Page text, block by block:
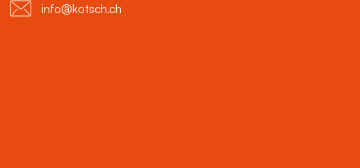
info@kotsch.ch